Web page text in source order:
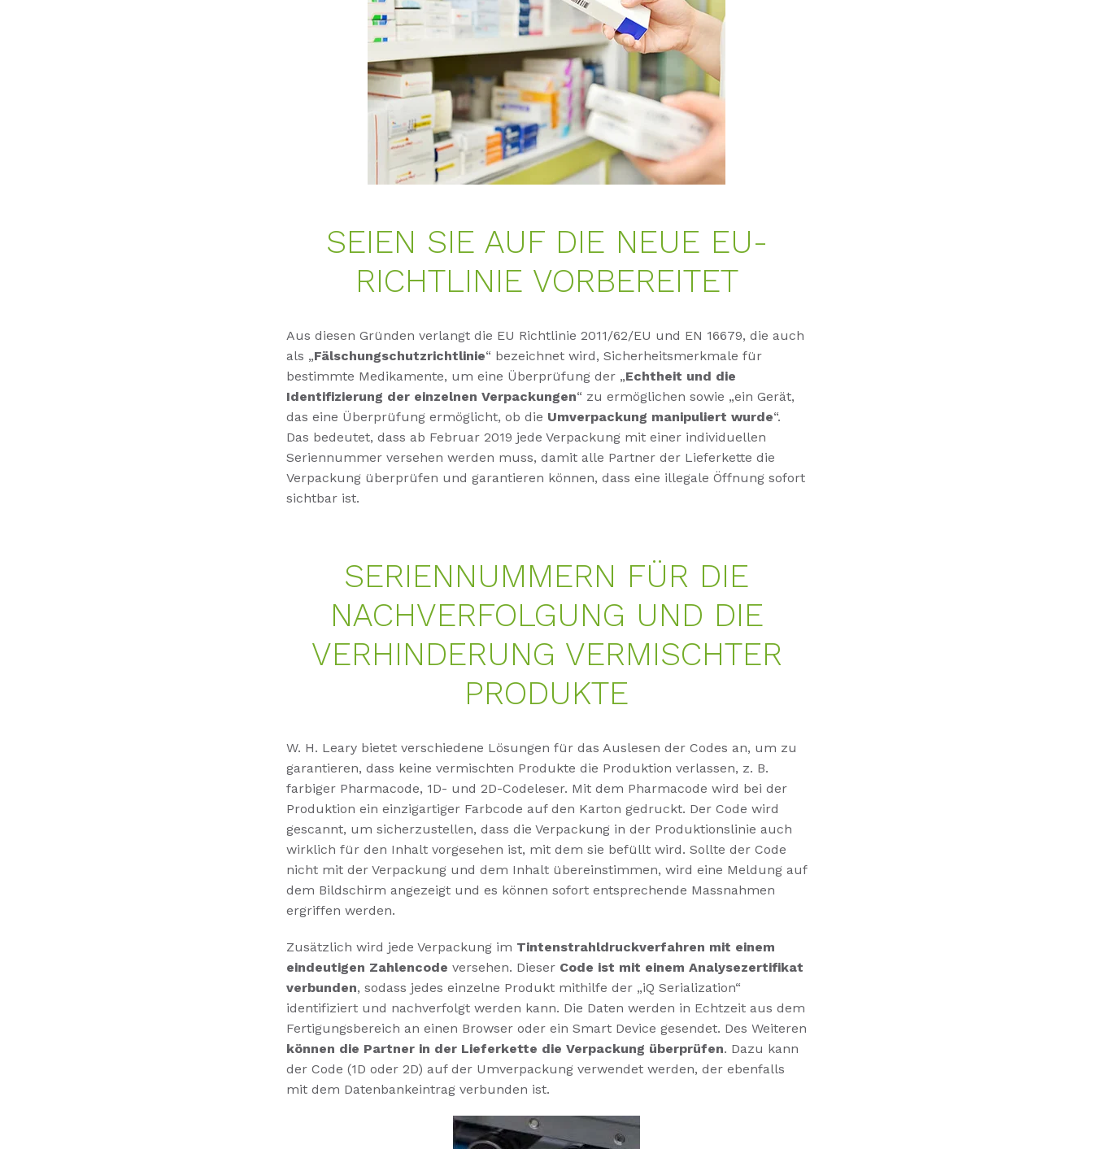
SEIEN SIE AUF DIE NEUE EU-
RICHTLINIE VORBEREITET
Aus diesen Gründen verlangt die EU Richtlinie 2011/62/EU und EN 16679, die auch
als „Fälschungschutzrichtlinie“ bezeichnet wird, Sicherheitsmerkmale für
bestimmte Medikamente, um eine Überprüfung der „Echtheit und die
Identifizierung der einzelnen Verpackungen“ zu ermöglichen sowie „ein Gerät,
das eine Überprüfung ermöglicht, ob die Umverpackung manipuliert wurde“.
Das bedeutet, dass ab Februar 2019 jede Verpackung mit einer individuellen
Seriennummer versehen werden muss, damit alle Partner der Lieferkette die
Verpackung überprüfen und garantieren können, dass eine illegale Öffnung sofort
sichtbar ist.
SERIENNUMMERN FÜR DIE
NACHVERFOLGUNG UND DIE
VERHINDERUNG VERMISCHTER
PRODUKTE
W. H. Leary bietet verschiedene Lösungen für das Auslesen der Codes an, um zu
garantieren, dass keine vermischten Produkte die Produktion verlassen, z. B.
farbiger Pharmacode, 1D- und 2D-Codeleser. Mit dem Pharmacode wird bei der
Produktion ein einzigartiger Farbcode auf den Karton gedruckt. Der Code wird
gescannt, um sicherzustellen, dass die Verpackung in der Produktionslinie auch
wirklich für den Inhalt vorgesehen ist, mit dem sie befüllt wird. Sollte der Code
nicht mit der Verpackung und dem Inhalt übereinstimmen, wird eine Meldung auf
dem Bildschirm angezeigt und es können sofort entsprechende Massnahmen
ergriffen werden.
Zusätzlich wird jede Verpackung im Tintenstrahldruckverfahren mit einem
eindeutigen Zahlencode versehen. Dieser Code ist mit einem Analysezertifikat
verbunden, sodass jedes einzelne Produkt mithilfe der „iQ Serialization“
identifiziert und nachverfolgt werden kann. Die Daten werden in Echtzeit aus dem
Fertigungsbereich an einen Browser oder ein Smart Device gesendet. Des Weiteren
können die Partner in der Lieferkette die Verpackung überprüfen. Dazu kann
der Code (1D oder 2D) auf der Umverpackung verwendet werden, der ebenfalls
mit dem Datenbankeintrag verbunden ist.